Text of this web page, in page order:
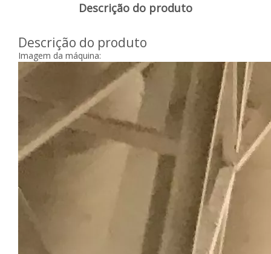
Descrição do produto
Descrição do produto
Imagem da máquina: